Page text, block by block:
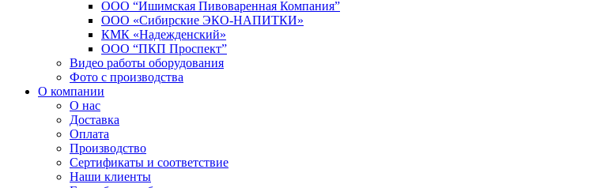
ООО “Ишимская Пивоваренная Компания”
ООО «Сибирские ЭКО-НАПИТКИ»
КМК «Надежденский»
ООО “ПКП Проспект”
Видео работы оборудования
Фото с производства
О компании
О нас
Доставка
Оплата
Производство
Сертификаты и соответствие
Наши клиенты